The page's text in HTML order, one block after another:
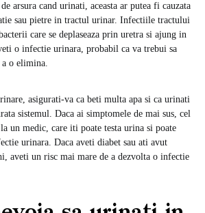
arsura cand urinati, aceasta ar putea fi cauzata
sau pietre in tractul urinar. Infectiile tractului
care se deplaseaza prin uretra si ajung in
o infectie urinara, probabil ca va trebui sa
o elimina.
asigurati-va ca beti multa apa si ca urinati
sistemul. Daca ai simptomele de mai sus, cel
un medic, care iti poate testa urina si poate
urinara. Daca aveti diabet sau ati avut
aveti un risc mai mare de a dezvolta o infectie